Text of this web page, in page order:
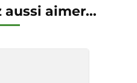
aussi aimer...